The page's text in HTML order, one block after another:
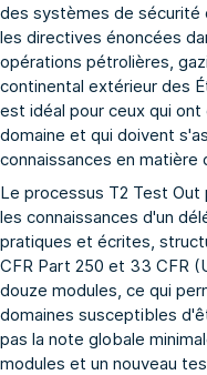
des systèmes de sécurité
les directives énoncées
opérations pétrolières,
continental extérieur des
est idéal pour ceux qui
domaine et qui doivent
connaissances en
Le processus T2 Test
les connaissances d'un
pratiques et écrites,
CFR Part 250 et 33 CFR
douze modules, ce qui
domaines susceptibles
pas la note globale
modules et un nouveau